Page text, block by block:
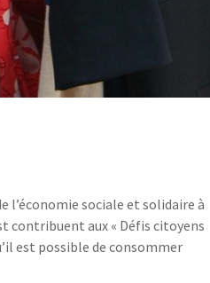
l’économie sociale et solidaire à
contribuent aux « Défis citoyens
est possible de consommer